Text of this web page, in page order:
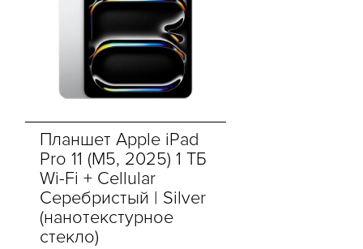
Планшет Apple iPad
Pro 11 (M5, 2025) 1 ТБ
Wi-Fi + Cellular
Серебристый | Silver
(нанотекстурное
стекло)